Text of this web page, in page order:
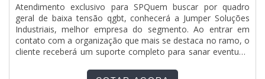
Atendimento exclusivo para SPQuem buscar por quadro
geral de baixa tensão qgbt, conhecerá a Jumper Soluções
Industriais, melhor empresa do segmento. Ao entrar em
contato com a organização que mais se destaca no ramo, o
cliente receberá um suporte completo para sanar eventuais
quadro geral de baixa tensão qgbt, com a Jumper Soluções